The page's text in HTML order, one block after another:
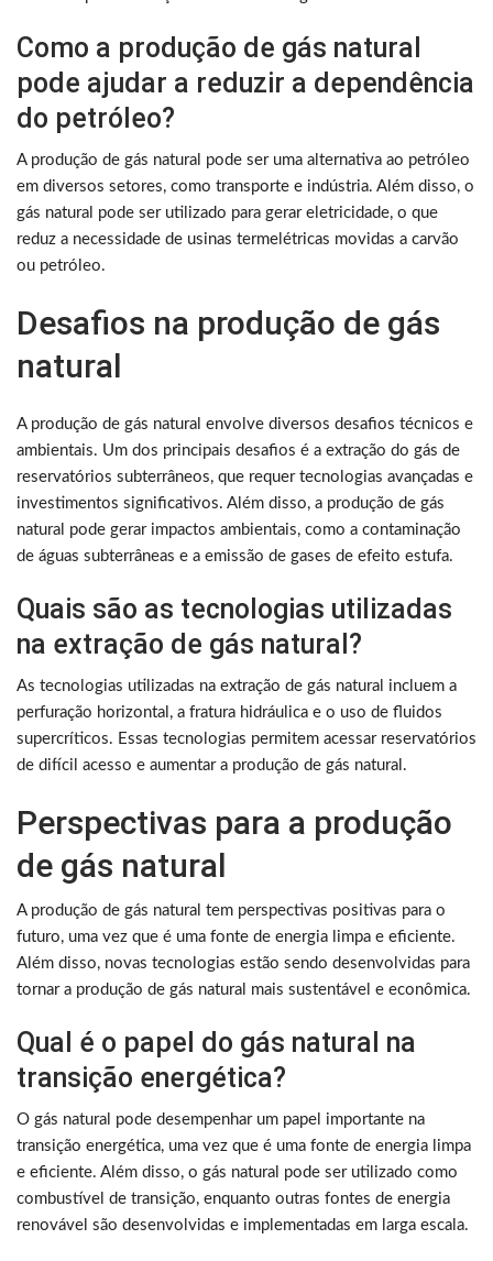
Como a produção de gás natural
pode ajudar a reduzir a dependência
do petróleo?
A produção de gás natural pode ser uma alternativa ao petróleo
em diversos setores, como transporte e indústria. Além disso, o
gás natural pode ser utilizado para gerar eletricidade, o que
reduz a necessidade de usinas termelétricas movidas a carvão
ou petróleo.
Desafios na produção de gás
natural
A produção de gás natural envolve diversos desafios técnicos e
ambientais. Um dos principais desafios é a extração do gás de
reservatórios subterrâneos, que requer tecnologias avançadas e
investimentos significativos. Além disso, a produção de gás
natural pode gerar impactos ambientais, como a contaminação
de águas subterrâneas e a emissão de gases de efeito estufa.
Quais são as tecnologias utilizadas
na extração de gás natural?
As tecnologias utilizadas na extração de gás natural incluem a
perfuração horizontal, a fratura hidráulica e o uso de fluidos
supercríticos. Essas tecnologias permitem acessar reservatórios
de difícil acesso e aumentar a produção de gás natural.
Perspectivas para a produção
de gás natural
A produção de gás natural tem perspectivas positivas para o
futuro, uma vez que é uma fonte de energia limpa e eficiente.
Além disso, novas tecnologias estão sendo desenvolvidas para
tornar a produção de gás natural mais sustentável e econômica.
Qual é o papel do gás natural na
transição energética?
O gás natural pode desempenhar um papel importante na
transição energética, uma vez que é uma fonte de energia limpa
e eficiente. Além disso, o gás natural pode ser utilizado como
combustível de transição, enquanto outras fontes de energia
renovável são desenvolvidas e implementadas em larga escala.